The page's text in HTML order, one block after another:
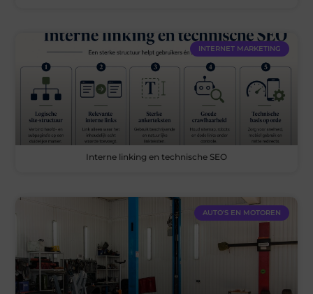
INTERNET MARKETING
Interne linking en technische SEO
AUTO'S EN MOTOREN